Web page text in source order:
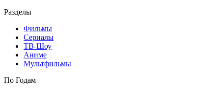
Разделы
Фильмы
Сериалы
ТВ-Шоу
Аниме
Мультфильмы
По Годам